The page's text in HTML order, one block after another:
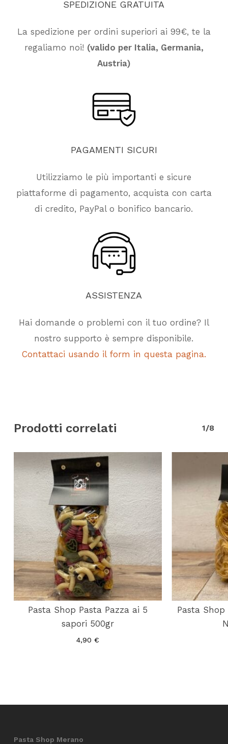
SPEDIZIONE GRATUITA
La spedizione per ordini superiori ai 99€, te la
regaliamo noi! (valido per Italia, Germania,
Austria)
PAGAMENTI SICURI
Utilizziamo le più importanti e sicure
piattaforme di pagamento, acquista con carta
di credito, PayPal o bonifico bancario.
ASSISTENZA
Hai domande o problemi con il tuo ordine? Il
nostro supporto è sempre disponibile.
Contattaci usando il form in questa pagina.
Prodotti correlati 1/8
Pasta Shop Pasta Pazza ai 5
sapori 500gr
4,90 €
Pasta Shop
Pasta Shop Merano